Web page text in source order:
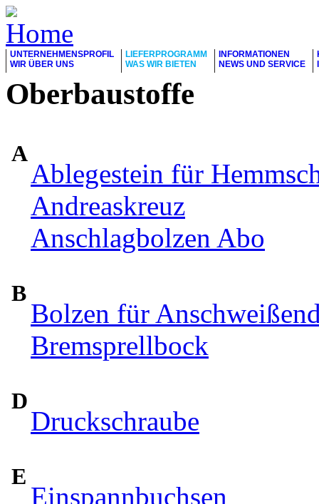
UNTERNEHMENSPROFIL
WIR ÜBER UNS
LIEFERPROGRAMM
WAS WIR BIETEN
INFORMATIONEN
NEWS UND SERVICE
Oberbaustoffe
A
Ablegestein für
Andreaskreuz
Anschlagbolzen Abo
B
Bolzen für
Bremsprellbock
D
Druckschraube
E
Einspannbuchsen